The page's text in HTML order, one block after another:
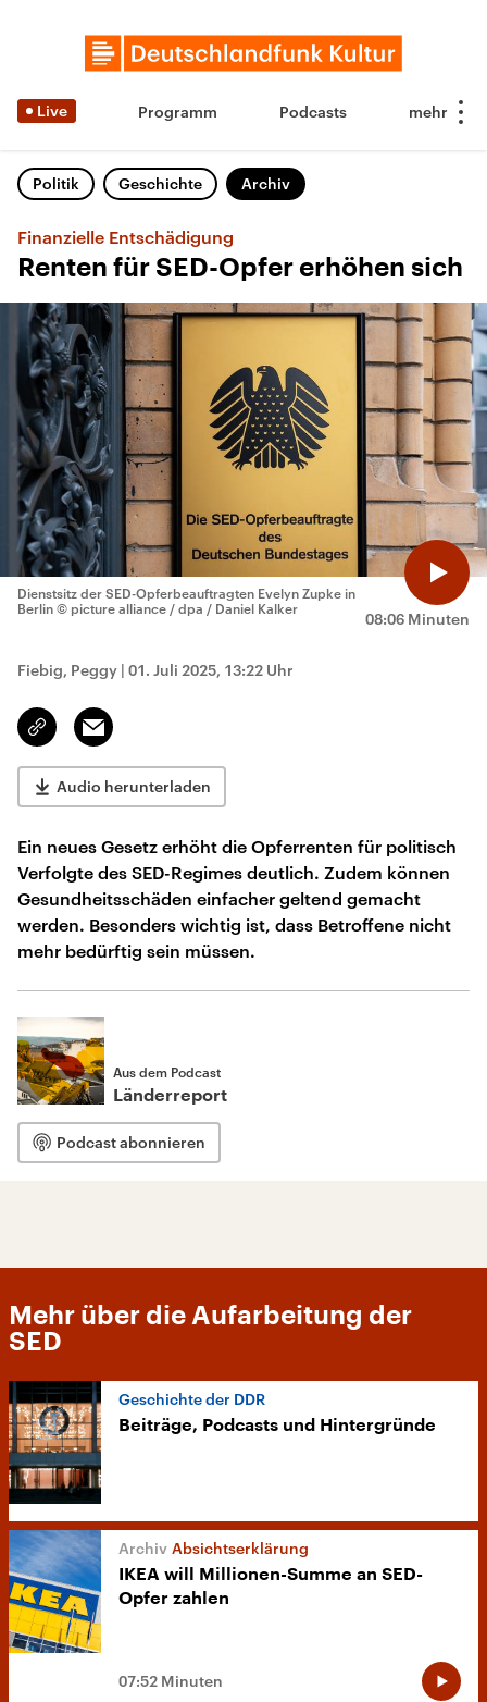
Live Programm Podcasts
Politik Geschichte Archiv
Finanzielle Entschädigung
Renten für SED-Opfer erhöhen sich
08:06 Minuten
Dienstsitz der SED-Opferbeauftragten Evelyn Zupke in
Berlin © picture alliance / dpa / Daniel Kalker
Fiebig, Peggy | 01. Juli 2025, 13:22 Uhr
Link
kopieren/teilen
Email
Audio herunterladen
Ein neues Gesetz erhöht die Opferrenten für politisch
Verfolgte des SED-Regimes deutlich. Zudem können
Gesundheitsschäden einfacher geltend gemacht
werden. Besonders wichtig ist, dass Betroffene nicht
mehr bedürftig sein müssen.
Aus dem Podcast
Länderreport
Podcast abonnieren
Mehr über die Aufarbeitung der
SED
Geschichte der DDR
Beiträge, Podcasts und Hintergründe
Absichtserklärung
IKEA will Millionen-Summe an SED-
Opfer zahlen
07:52 Minuten